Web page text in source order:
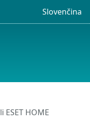
Slovenčina
HOME